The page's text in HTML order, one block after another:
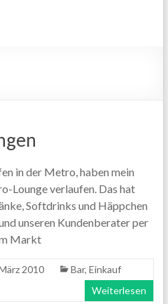
in der Metro, haben mein
Lounge verlaufen. Das hat
Softdrinks und Häppchen
unseren Kundenberater per
Markt
2010 Bar, Einkauf
Weiterlesen